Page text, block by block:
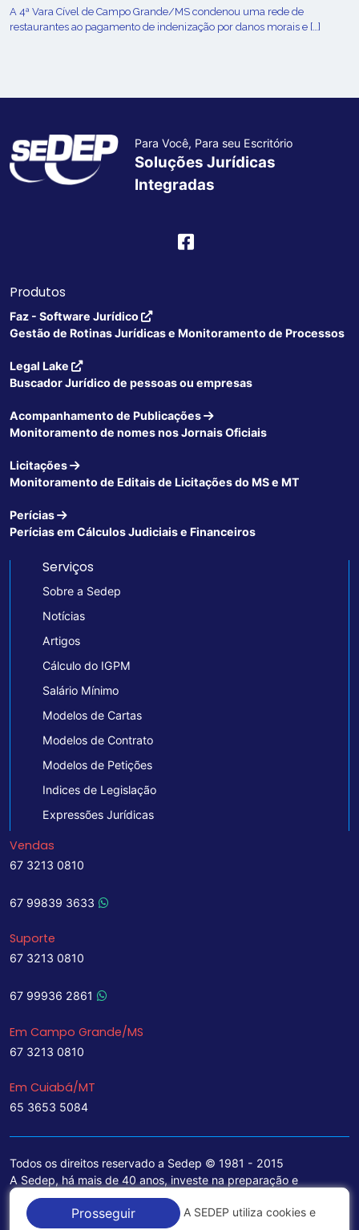
A 4ª Vara Cível de Campo Grande/MS condenou uma rede de
restaurantes ao pagamento de indenização por danos morais e […]
Para Você, Para seu Escritório
Soluções Jurídicas
Integradas
Produtos
Faz - Software Jurídico
Gestão de Rotinas Jurídicas e Monitoramento de Processos
Legal Lake
Buscador Jurídico de pessoas ou empresas
Acompanhamento de Publicações
Monitoramento de nomes nos Jornais Oficiais
Licitações
Monitoramento de Editais de Licitações do MS e MT
Perícias
Perícias em Cálculos Judiciais e Financeiros
Serviços
Sobre a Sedep
Notícias
Artigos
Cálculo do IGPM
Salário Mínimo
Modelos de Cartas
Modelos de Contrato
Modelos de Petições
Indices de Legislação
Expressões Jurídicas
Vendas
67 3213 0810
67 99839 3633
Suporte
67 3213 0810
67 99936 2861
Em Campo Grande/MS
67 3213 0810
Em Cuiabá/MT
65 3653 5084
Todos os direitos reservado a Sedep © 1981 - 2015
A Sedep, há mais de 40 anos, investe na preparação e
treinamento de funcionários e na aquisição de tecnologia de
ponta para a ampliação de seu portfólio de serviços voltados
Prosseguir A SEDEP utiliza cookies e